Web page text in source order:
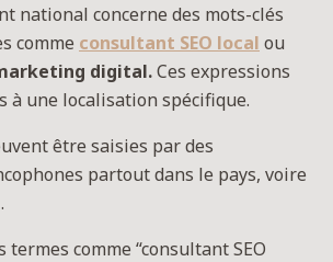
national concerne des mots-clés
comme consultant SEO local ou
digital.Ces expressions
à une localisation spécifique.
être saisies par des
partout dans le pays, voire
termes comme “consultant SEO